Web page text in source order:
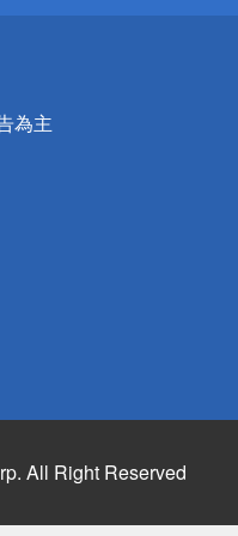
為主
All Right Reserved